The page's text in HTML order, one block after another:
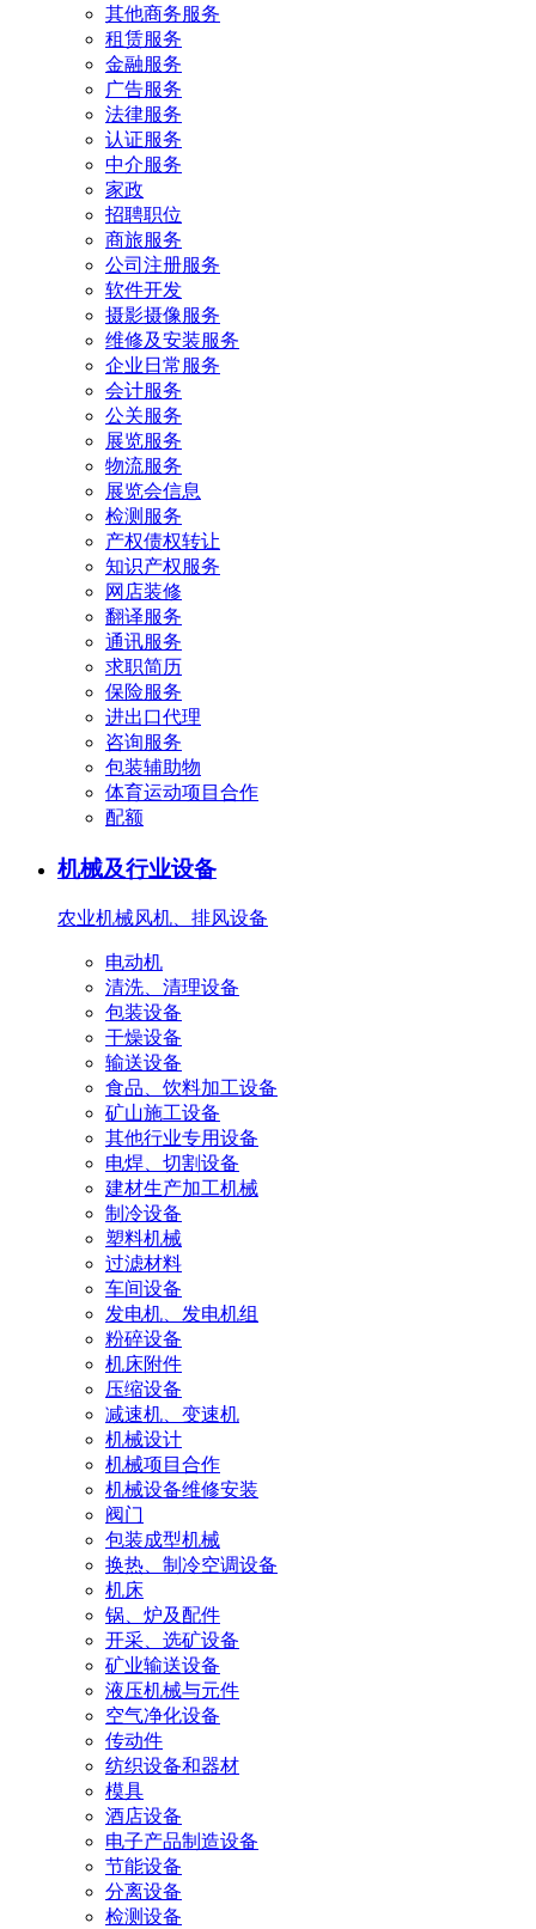
其他商务服务
租赁服务
金融服务
广告服务
法律服务
认证服务
中介服务
家政
招聘职位
商旅服务
公司注册服务
软件开发
摄影摄像服务
维修及安装服务
企业日常服务
会计服务
公关服务
展览服务
物流服务
展览会信息
检测服务
产权债权转让
知识产权服务
网店装修
翻译服务
通讯服务
求职简历
保险服务
进出口代理
咨询服务
包装辅助物
体育运动项目合作
配额
机械及行业设备
农业机械风机、排风设备
电动机
清洗、清理设备
包装设备
干燥设备
输送设备
食品、饮料加工设备
矿山施工设备
其他行业专用设备
电焊、切割设备
建材生产加工机械
制冷设备
塑料机械
过滤材料
车间设备
发电机、发电机组
粉碎设备
机床附件
压缩设备
减速机、变速机
机械设计
机械项目合作
机械设备维修安装
阀门
包装成型机械
换热、制冷空调设备
机床
锅、炉及配件
开采、选矿设备
矿业输送设备
液压机械与元件
空气净化设备
传动件
纺织设备和器材
模具
酒店设备
电子产品制造设备
节能设备
分离设备
检测设备